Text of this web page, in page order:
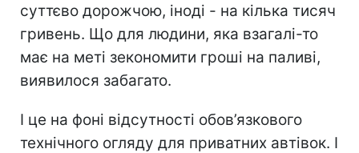
суттєво дорожчою, іноді - на кілька тисяч
гривень. Що для людини, яка взагалі-то
має на меті зекономити гроші на паливі,
виявилося забагато.
І це на фоні відсутності обов’язкового
технічного огляду для приватних автівок. І